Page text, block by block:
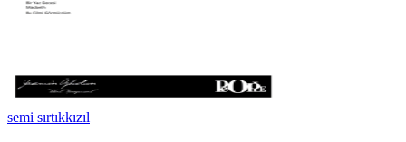
semi sırtıkkızıl